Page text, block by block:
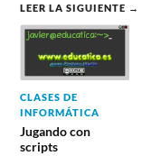
LEER LA SIGUIENTE →
CLASES DE
INFORMÁTICA
Jugando con
scripts